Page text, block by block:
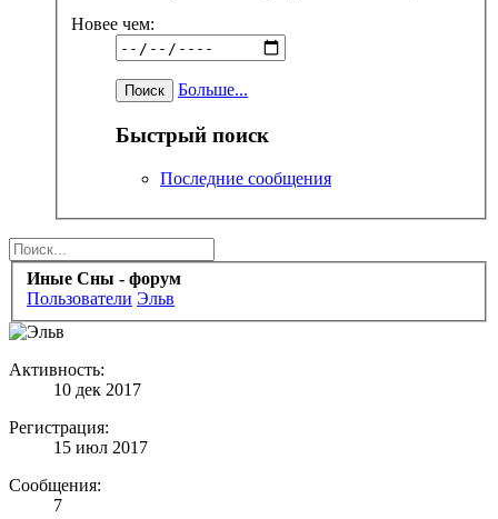
Новее чем:
Больше...
Быстрый поиск
Последние сообщения
Иные Сны - форум
Пользователи Эльв
Активность:
10 дек 2017
Регистрация:
15 июл 2017
Сообщения:
7